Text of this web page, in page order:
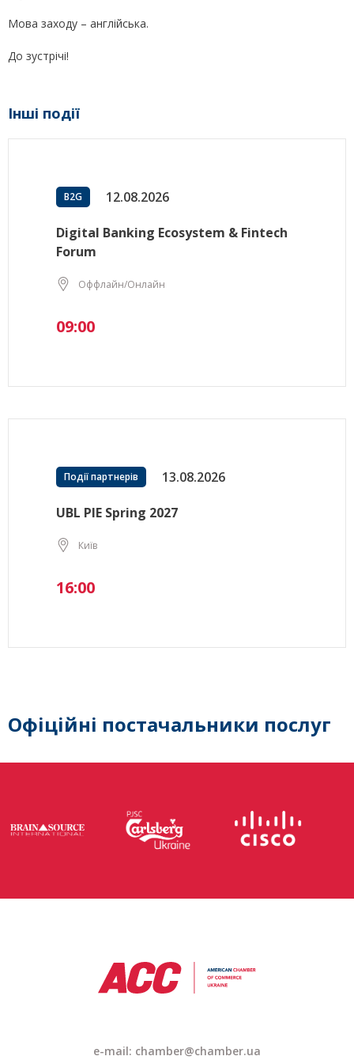
Мова заходу – англійська.
До зустрічі!
Інші події
B2G 12.08.2026
Digital Banking Ecosystem & Fintech
Forum
Оффлайн/Онлайн
09:00
Події партнерів 13.08.2026
UBL PIE Spring 2027
Київ
16:00
Офіційні постачальники послуг
e-mail: chamber@chamber.ua